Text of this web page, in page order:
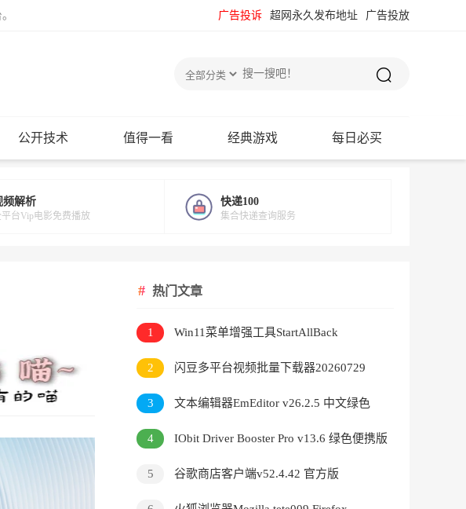
广告投放
超网永久发布地址
广告投诉
公开技术 值得一看 经典游戏 每日必买
频解析
平台Vip电影免费播放
快递100
集合快递查询服务
热门文章
1
Win11菜单增强工具StartAllBack
v3.9.24.5378直装版
2
闪豆多平台视频批量下载器20260729
3
文本编辑器EmEditor v26.2.5 中文绿色
版
4
IObit Driver Booster Pro v13.6 绿色便携版
5 谷歌商店客户端v52.4.42 官方版